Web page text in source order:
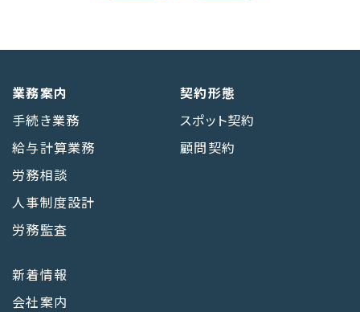
業務案内
手続き業務
給与計算業務
労務相談
人事制度設計
労務監査
契約形態
スポット契約
顧問契約
新着情報
会社案内